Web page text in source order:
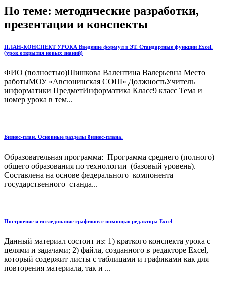
По теме: методические разработки,
презентации и конспекты
ПЛАН-КОНСПЕКТ УРОКА Введение формул в ЭТ. Стандартные функции Excel.
(урок открытия новых знаний)
ФИО (полностью)Шишкова Валентина Валерьевна Место
работыМОУ «Авсюнинская СОШ» ДолжностьУчитель
информатики ПредметИнформатика Класс9 класс Тема и
номер урока в тем...
Бизнес-план. Основные разделы бизнес-плана.
Образовательная программа: Программа среднего (полного)
общего образования по технологии (базовый уровень).
Составлена на основе федерального компонента
государственного станда...
Построение и исследование графиков с помощью редактора Excel
Данный материал состоит из: 1) краткого конспекта урока с
целями и задачами; 2) файла, созданного в редакторе Excel,
который содержит листы с таблицами и графиками как для
повторения материала, так и ...